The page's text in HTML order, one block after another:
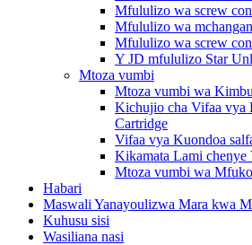
Mfululizo wa screw
Mfululizo wa
Mfululizo wa screw
Y JD mfululizo Star
Mtoza vumbi
Mtoza vumbi wa
Kichujio cha Vifaa vya
Cartridge
Vifaa vya Kuondoa
Kikamata Lami chenye
Mtoza vumbi wa
Habari
Maswali Yanayoulizwa Mara kwa
Kuhusu sisi
Wasiliana nasi